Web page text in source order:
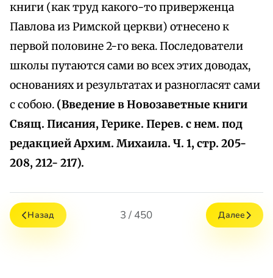
книги (как труд какого-то приверженца
Павлова из Римской церкви) отнесено к
первой половине 2-го века. Последователи
школы путаются сами во всех этих доводах,
основаниях и результатах и разногласят сами
с собою. (Введение в Новозаветные книги
Свящ. Писания, Герике. Перев. с нем. под
редакцией Архим. Михаила. Ч. 1, стр. 205-
208, 212- 217).
Назад 3 / 450 Далее